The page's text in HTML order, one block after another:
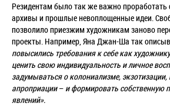
Резидентам было так же важно проработать
архивы и прошлые невоплощенные идеи.
позволило приезжим художникам заново
проекты. Например, Яна Джан-Ша так
повысились требования к себе как
ценить свою индивидуальность и личное
задумываться о колониализме,
апроприации– и формировать собственную
явлений».